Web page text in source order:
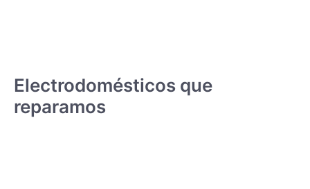
Electrodomésticos que
reparamos